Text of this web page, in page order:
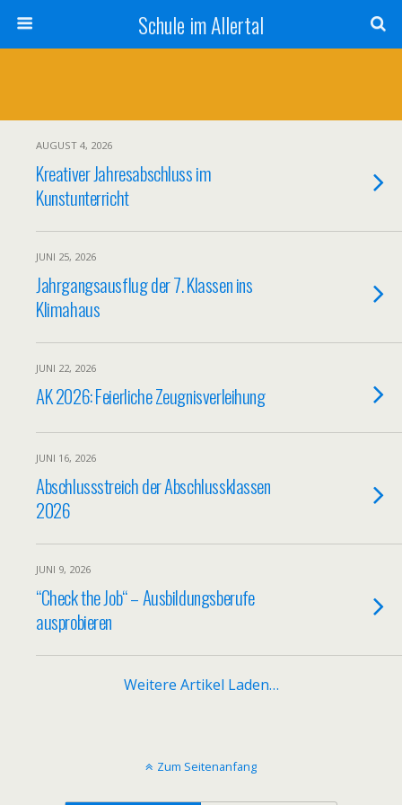
Schule im Allertal
AUGUST 4, 2026
Kreativer Jahresabschluss im
Kunstunterricht
JUNI 25, 2026
Jahrgangsausflug der 7. Klassen ins
Klimahaus
JUNI 22, 2026
AK 2026: Feierliche Zeugnisverleihung
JUNI 16, 2026
Abschlussstreich der Abschlussklassen
2026
JUNI 9, 2026
“Check the Job“ – Ausbildungsberufe
ausprobieren
Weitere Artikel Laden…
Zum Seitenanfang